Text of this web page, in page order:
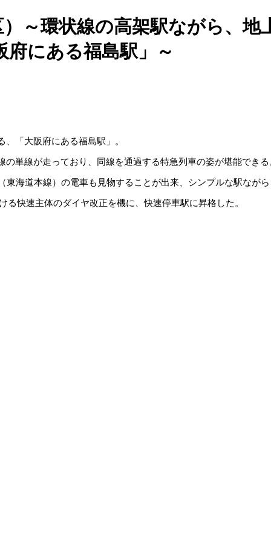
～環状線の高架駅ながら、地
にある福島駅」～
、「大阪府にある福島駅」。
単線が走っており、同線を通過する特急列車の姿が堪能できる
海道本線）の電車も見物することが出来、シンプルな駅なが
快速主体のダイヤ改正を機に、快速停車駅に昇格した。